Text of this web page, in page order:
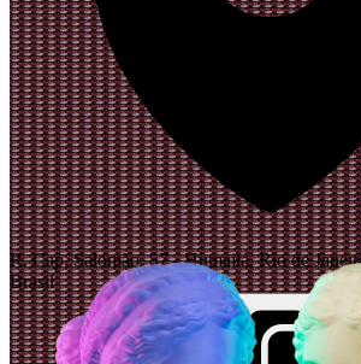
R. Cap. Salomão, 57 - Humaitá, Rio de
Brasil